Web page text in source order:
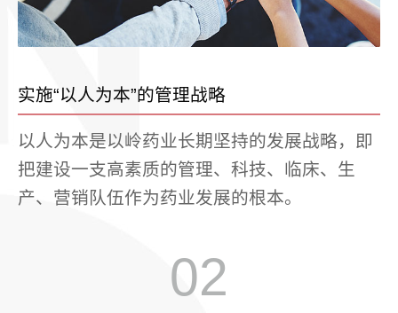
实施“以人为本”的管理战略
以人为本是以岭药业长期坚持的发展战略，即
把建设一支高素质的管理、科技、临床、生
产、营销队伍作为药业发展的根本。
02